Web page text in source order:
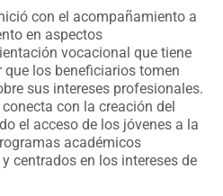
con el acompañamiento a
en aspectos
vocacional que tiene
los beneficiarios tomen
sus intereses profesionales.
con la creación del
el acceso de los jóvenes a la
académicos
centrados en los intereses de